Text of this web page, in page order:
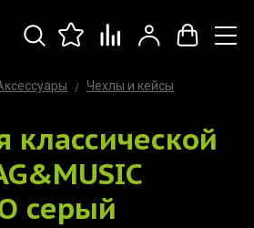
Чехлы и кейсы
классической
серый